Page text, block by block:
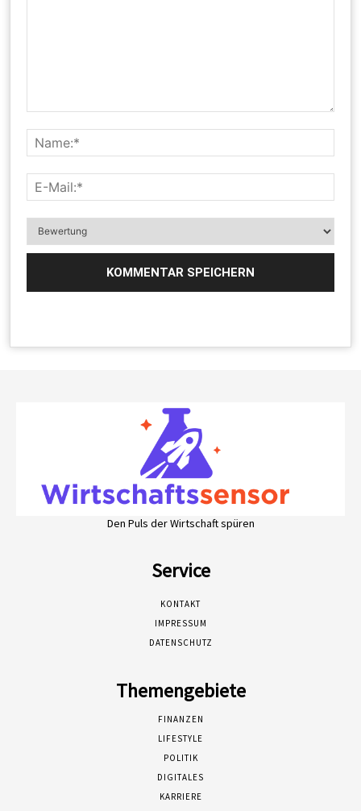
Den Puls der Wirtschaft spüren
Service
KONTAKT
IMPRESSUM
DATENSCHUTZ
Themengebiete
FINANZEN
LIFESTYLE
POLITIK
DIGITALES
KARRIERE